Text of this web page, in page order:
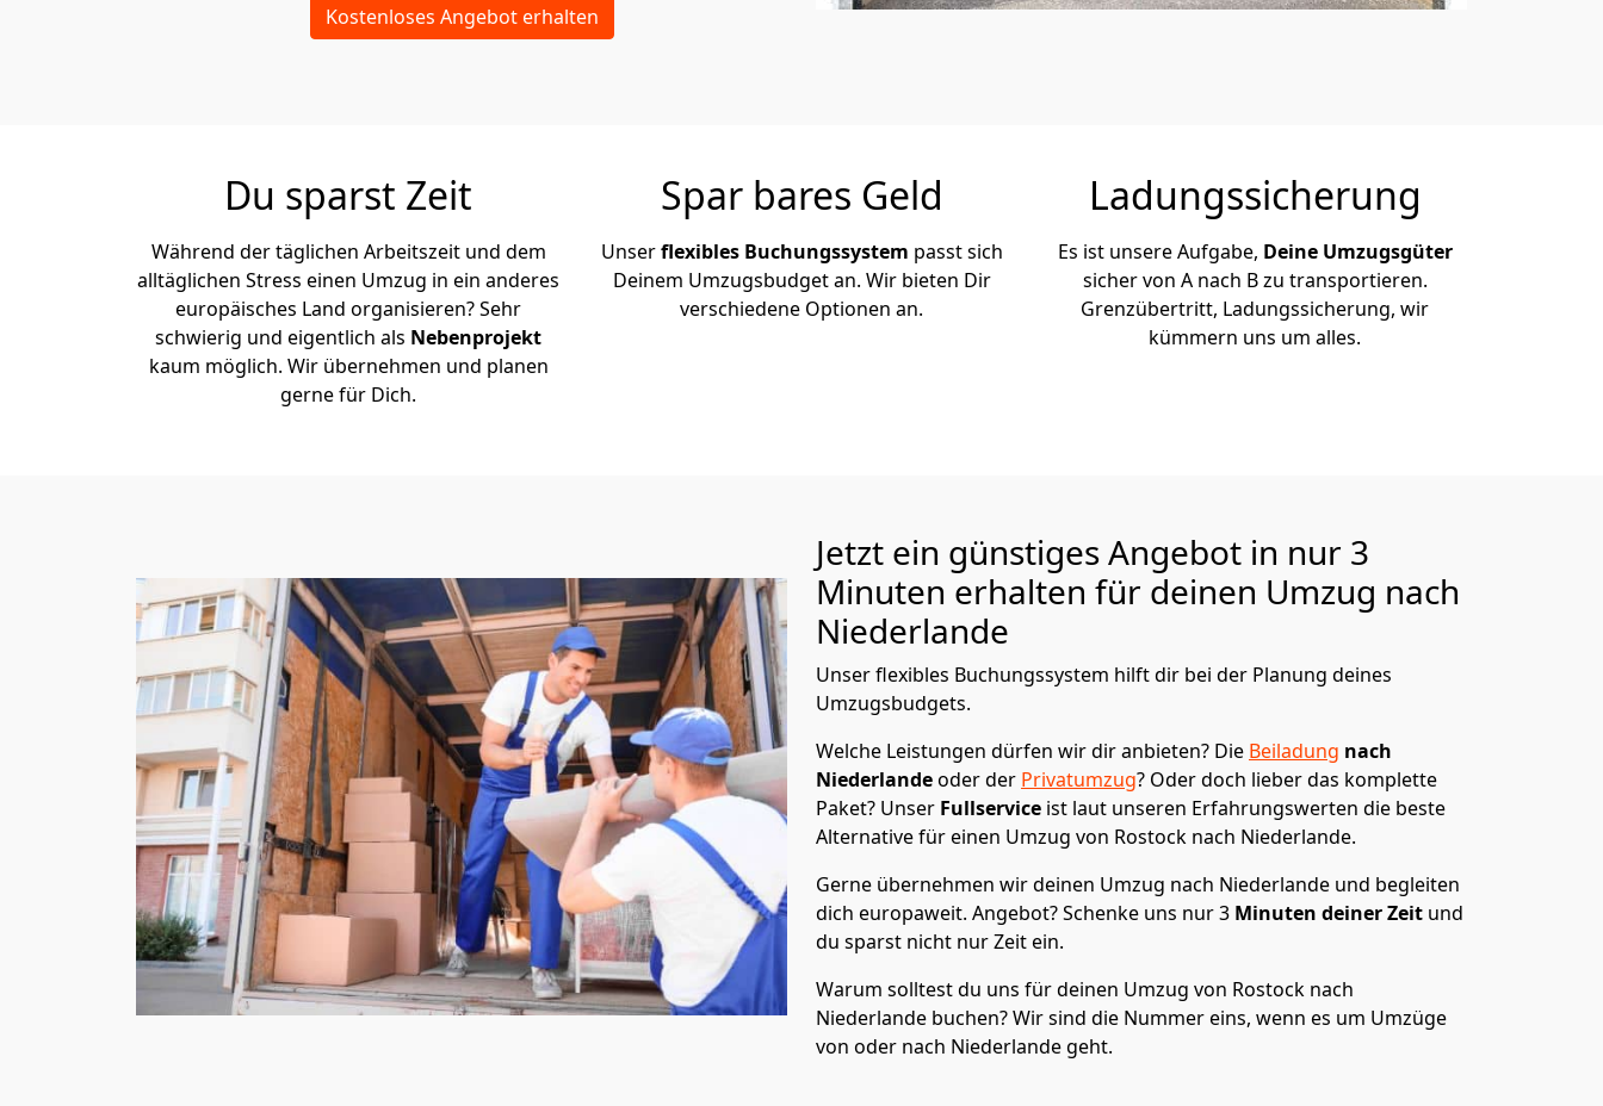
Kostenloses Angebot erhalten
Du sparst Zeit
Während der täglichen Arbeitszeit und dem
alltäglichen Stress einen Umzug in ein anderes
europäisches Land organisieren? Sehr
schwierig und eigentlich als Nebenprojekt
kaum möglich. Wir übernehmen und planen
gerne für Dich.
Spar bares Geld
Unserflexibles Buchungssystem passt sich
Deinem Umzugsbudget an. Wir bieten Dir
verschiedene Optionen an.
Ladungssicherung
Es ist unsere Aufgabe, Deine Umzugsgüter
sicher von A nach B zu transportieren.
Grenzübertritt, Ladungssicherung, wir
kümmern uns um alles.
Jetzt ein günstiges Angebot in nur 3
Minuten erhalten für deinen Umzug nach
Niederlande
Unser flexibles Buchungssystem hilft dir bei der Planung deines
Umzugsbudgets.
Welche Leistungen dürfen wir dir anbieten? Die Beiladung nach
Niederlandeoder der Privatumzug? Oder doch lieber das komplette
Paket? Unser Fullservice ist laut unseren Erfahrungswerten die beste
Alternative für einen Umzug von Rostock nach Niederlande.
Gerne übernehmen wir deinen Umzug nach Niederlande und begleiten
dich europaweit. Angebot? Schenke uns nur3 Minuten deiner Zeit und
du sparst nicht nur Zeit ein.
Warum solltest du uns für deinen Umzug von Rostock nach
Niederlande buchen? Wir sind die Nummer eins, wenn es um Umzüge
von oder nach Niederlande geht.